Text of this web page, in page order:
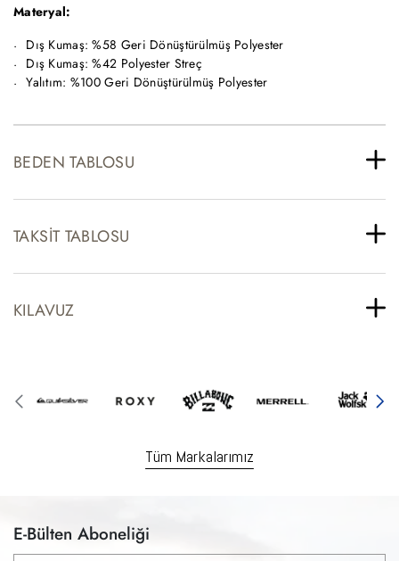
Materyal:
Dış Kumaş: %58 Geri Dönüştürülmüş Polyester
Dış Kumaş: %42 Polyester Streç
Yalıtım: %100 Geri Dönüştürülmüş Polyester
BEDEN TABLOSU
TAKSIT TABLOSU
KILAVUZ
Tüm Markalarımız
E-Bülten Aboneliği